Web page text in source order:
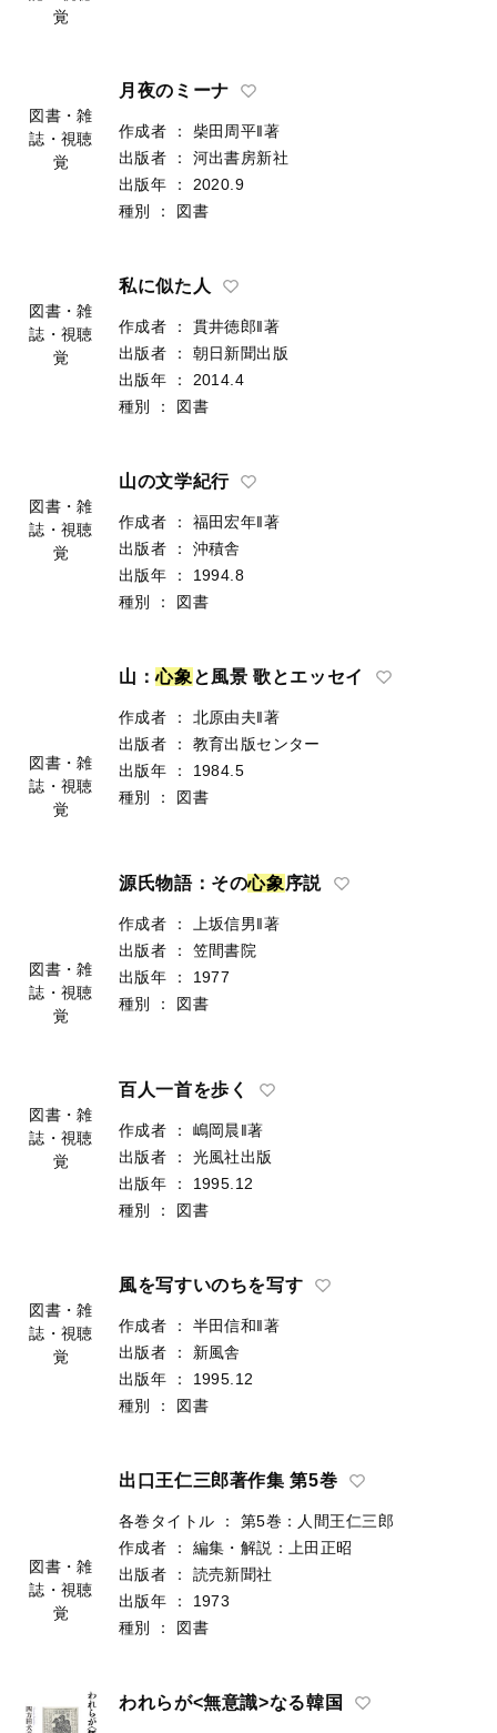
覚
図書・雑
誌・視聴
覚
月夜のミーナ
作成者 ：
柴田周平‖著
出版者
：
河出書房新社
出版年
：
2020.9
種別
： 図書
図書・雑
誌・視聴
覚
私に似た人
作成者 ：
貫井徳郎‖著
出版者
：
朝日新聞出版
出版年
：
2014.4
種別
： 図書
図書・雑
誌・視聴
覚
山の文学紀行
作成者 ：
福田宏年‖著
出版者
：
沖積舎
出版年
：
1994.8
種別
： 図書
図書・雑
誌・視聴
覚
山：心象 と風景 歌とエッセイ
作成者 ：
北原由夫‖著
出版者
：
教育出版センター
出版年
：
1984.5
種別
： 図書
図書・雑
誌・視聴
覚
源氏物語：その心象 序説
作成者 ：
上坂信男‖著
出版者
：
笠間書院
出版年
：
1977
種別
： 図書
図書・雑
誌・視聴
覚
百人一首を歩く
作成者 ：
嶋岡晨‖著
出版者
：
光風社出版
出版年
：
1995.12
種別
： 図書
図書・雑
誌・視聴
覚
風を写すいのちを写す
作成者 ：
半田信和‖著
出版者
：
新風舎
出版年
：
1995.12
種別
： 図書
図書・雑
誌・視聴
覚
出口王仁三郎著作集 第5巻
各巻タイトル ：
第5巻：人間王仁三郎
作成者
：
編集・解説：上田正昭
出版者
：
読売新聞社
出版年
：
1973
種別
： 図書
われらが<無意識>なる韓国